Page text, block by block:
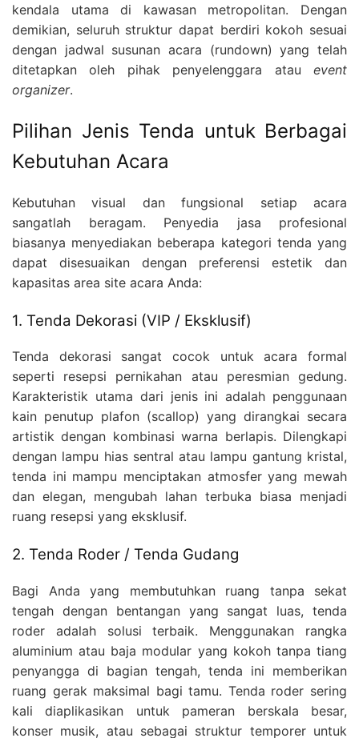
kendala utama di kawasan metropolitan. Dengan
demikian, seluruh struktur dapat berdiri kokoh sesuai
dengan jadwal susunan acara (rundown) yang telah
ditetapkan oleh pihak penyelenggara atau event
organizer.
Pilihan Jenis Tenda untuk Berbagai
Kebutuhan Acara
Kebutuhan visual dan fungsional setiap acara
sangatlah beragam. Penyedia jasa profesional
biasanya menyediakan beberapa kategori tenda yang
dapat disesuaikan dengan preferensi estetik dan
kapasitas area site acara Anda:
1. Tenda Dekorasi (VIP / Eksklusif)
Tenda dekorasi sangat cocok untuk acara formal
seperti resepsi pernikahan atau peresmian gedung.
Karakteristik utama dari jenis ini adalah penggunaan
kain penutup plafon (scallop) yang dirangkai secara
artistik dengan kombinasi warna berlapis. Dilengkapi
dengan lampu hias sentral atau lampu gantung kristal,
tenda ini mampu menciptakan atmosfer yang mewah
dan elegan, mengubah lahan terbuka biasa menjadi
ruang resepsi yang eksklusif.
2. Tenda Roder / Tenda Gudang
Bagi Anda yang membutuhkan ruang tanpa sekat
tengah dengan bentangan yang sangat luas, tenda
roder adalah solusi terbaik. Menggunakan rangka
aluminium atau baja modular yang kokoh tanpa tiang
penyangga di bagian tengah, tenda ini memberikan
ruang gerak maksimal bagi tamu. Tenda roder sering
kali diaplikasikan untuk pameran berskala besar,
konser musik, atau sebagai struktur temporer untuk